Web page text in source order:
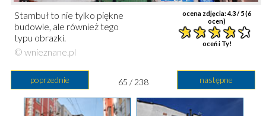
ocena zdjęcia:4.3/ 5 (6
ocen)
oceń i Ty!
Stambuł to nie tylko piękne
budowle, ale również tego
typu obrazki.
© wnieznane.pl
poprzednie następne
65 / 238